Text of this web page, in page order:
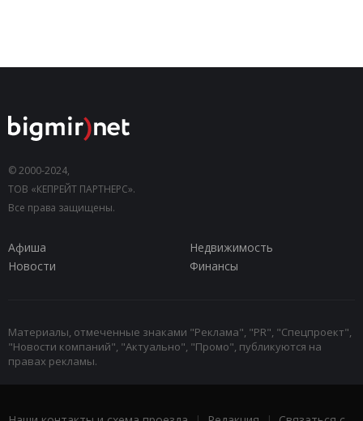
© 2000-2024,
ТОВ «КЕПРЕЙТ ПАРТНЕРС».
Все права защищены.
Афиша
Недвижимость
Новости
Финансы
Материалы, отмеченные знаками "Реклама", "PR", "Спецпроект",
"Новости компаний", "Актуально", "Промо", публикуются на
правах рекламы.